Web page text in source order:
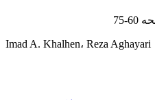
60-75
Imad A. Khalhen، Reza Aghayari